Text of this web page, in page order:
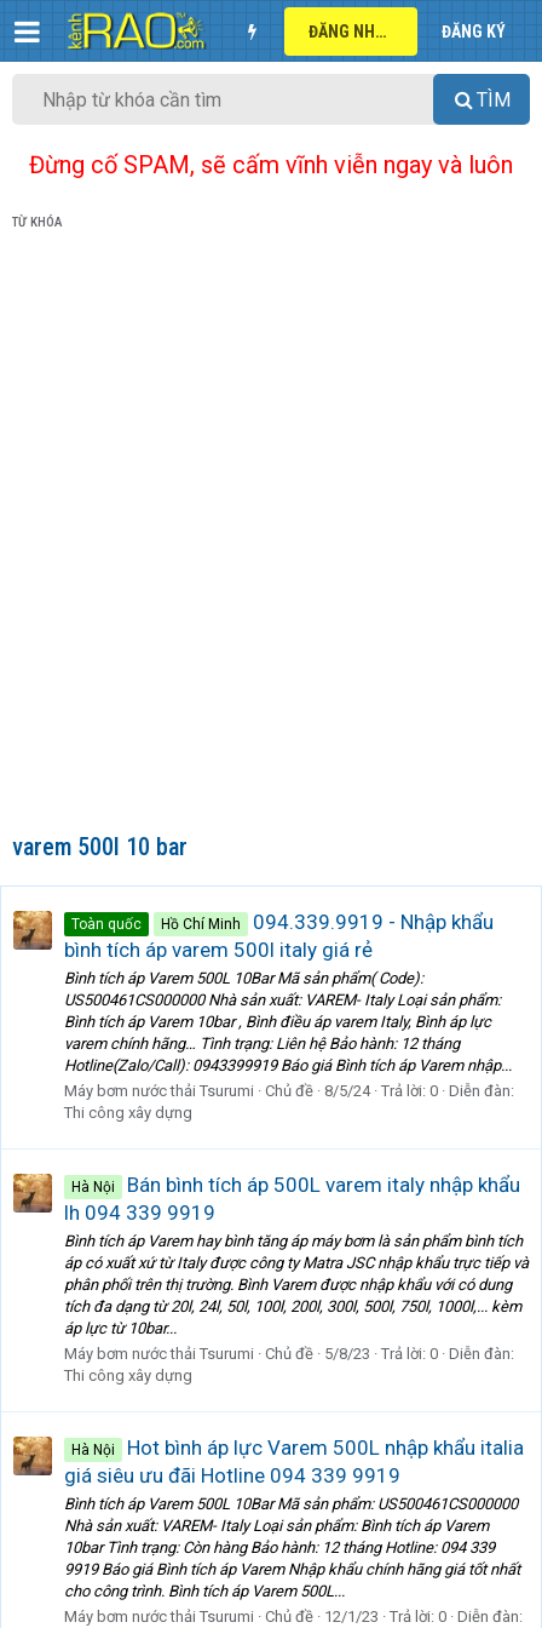
ĐĂNG NHẬP ĐĂNG KÝ
TÌM
Đừng cố SPAM, sẽ cấm vĩnh viễn ngay và luôn
TỪ KHÓA
varem 500l 10 bar
Toàn quốc Hồ Chí Minh
094.339.9919 - Nhập khẩu
bình tích áp varem 500l italy giá rẻ
Bình tích áp Varem 500L 10Bar Mã sản phẩm( Code):
US500461CS000000 Nhà sản xuất: VAREM- Italy Loại sản phẩm:
Bình tích áp Varem 10bar , Bình điều áp varem Italy, Bình áp lực
varem chính hãng… Tình trạng: Liên hệ Bảo hành: 12 tháng
Hotline(Zalo/Call): 0943399919 Báo giá Bình tích áp Varem nhập...
Máy bơm nước thải Tsurumi
Chủ đề 8/5/24 Trả lời: 0 Diễn đàn:
Thi công xây dựng
Hà Nội
Bán bình tích áp 500L varem italy nhập khẩu
lh 094 339 9919
Bình tích áp Varem hay bình tăng áp máy bơm là sản phẩm bình tích
áp có xuất xứ từ Italy được công ty Matra JSC nhập khẩu trực tiếp và
phân phối trên thị trường. Bình Varem được nhập khẩu với có dung
tích đa dạng từ 20l, 24l, 50l, 100l, 200l, 300l, 500l, 750l, 1000l,... kèm
áp lực từ 10bar...
Máy bơm nước thải Tsurumi
Chủ đề 5/8/23 Trả lời: 0 Diễn đàn:
Thi công xây dựng
Hà Nội
Hot bình áp lực Varem 500L nhập khẩu italia
giá siêu ưu đãi Hotline 094 339 9919
Bình tích áp Varem 500L 10Bar Mã sản phẩm: US500461CS000000
Nhà sản xuất: VAREM- Italy Loại sản phẩm: Bình tích áp Varem
10bar Tình trạng: Còn hàng Bảo hành: 12 tháng Hotline: 094 339
9919 Báo giá Bình tích áp Varem Nhập khẩu chính hãng giá tốt nhất
cho công trình. Bình tích áp Varem 500L...
Máy bơm nước thải Tsurumi
Chủ đề 12/1/23 Trả lời: 0 Diễn đàn: